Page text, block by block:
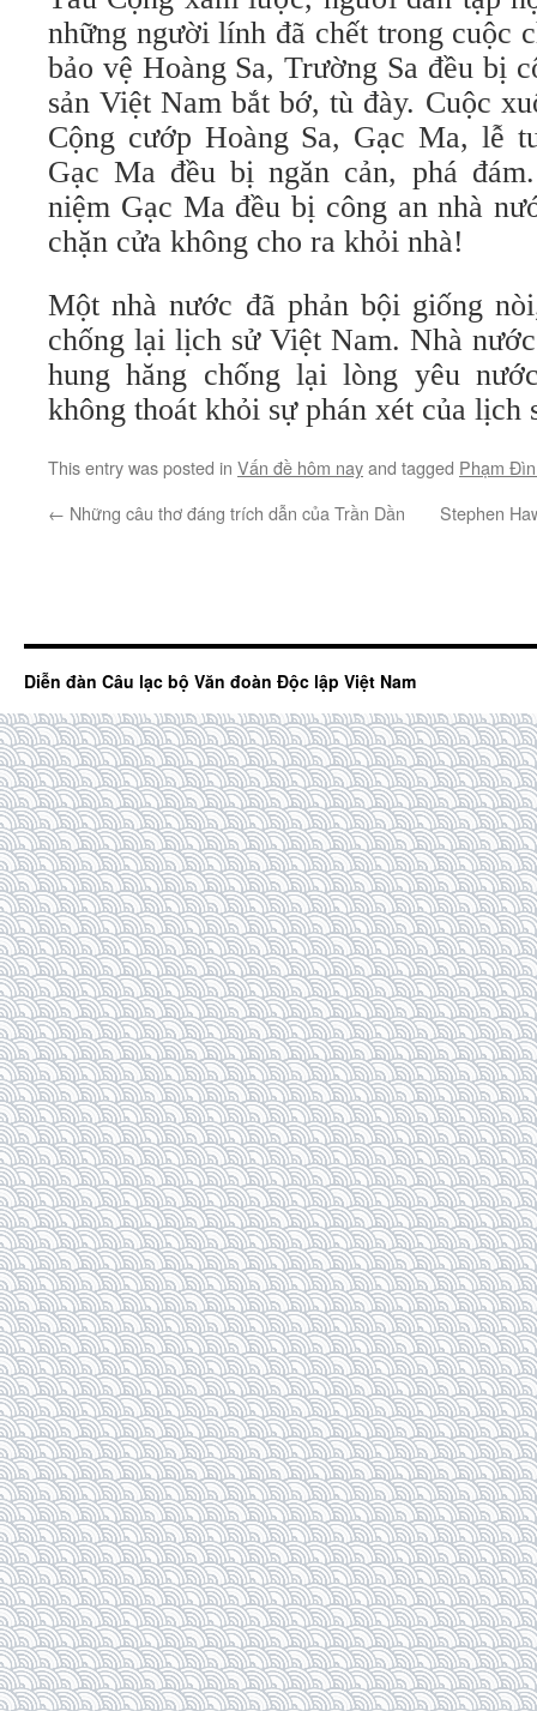
những người lính đã chết trong cuộc
bảo vệ Hoàng Sa, Trường Sa đều bị
sản Việt Nam bắt bớ, tù đày. Cuộc
Cộng cướp Hoàng Sa, Gạc Ma, lễ
Gạc Ma đều bị ngăn cản, phá
niệm Gạc Ma đều bị công an nhà
chặn cửa không cho ra khỏi nhà!
Một nhà nước đã phản bội giống
chống lại lịch sử Việt Nam. Nhà
hung hăng chống lại lòng yêu
không thoát khỏi sự phán xét của lịch
This entry was posted in Vấn đề hôm nayand tagged Phạm
← Những câu thơ đáng trích dẫn của Trần Dần Stephen
Diễn đàn Câu lạc bộ Văn đoàn Độc lập Việt Nam